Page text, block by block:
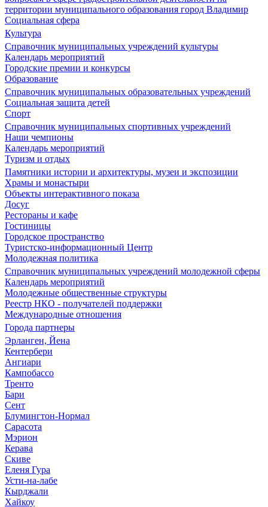
территории муниципального образования город Владимир
Социальная сфера
Культура
Справочник муниципальных учреждений культуры
Календарь мероприятий
Городские премии и конкурсы
Образование
Справочник муниципальных образовательных учреждений
Социальная защита детей
Спорт
Справочник муниципальных спортивных учреждений
Наши чемпионы
Календарь мероприятий
Туризм и отдых
Памятники истории и архитектуры, музеи и экспозиции
Храмы и монастыри
Объекты интерактивного показа
Досуг
Рестораны и кафе
Гостиницы
Городское пространство
Туристско-информационный Центр
Молодежная политика
Справочник муниципальных учреждений молодежной сферы
Календарь мероприятий
Молодежные общественные структуры
Реестр НКО - получателей поддержки
Международные отношения
Города партнеры
Эрланген, Йена
Кентербери
Ангиари
Кампобассо
Тренто
Бари
Сент
Блумингтон-Нормал
Сарасота
Мэрион
Керава
Скиве
Еленя Гура
Усти-на-лабе
Кырджали
Хайкоу